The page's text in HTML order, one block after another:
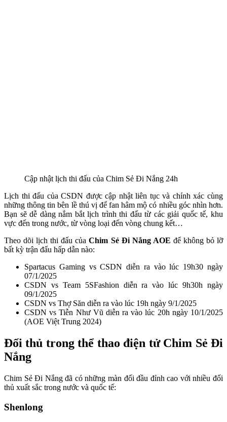
Cập nhật lịch thi đấu của Chim Sẻ Đi Nắng 24h
Lịch thi đấu của CSDN được cập nhật liên tục và chính xác cùng
những thông tin bên lề thú vị để fan hâm mộ có nhiều góc nhìn hơn.
Bạn sẽ dễ dàng nắm bắt lịch trình thi đấu từ các giải quốc tế, khu
vực đến trong nước, từ vòng loại đến vòng chung kết…
Theo dõi lịch thi đấu củaChim Sẻ Đi Nắng AOE để không bỏ lỡ
bất kỳ trận đấu hấp dẫn nào:
Spartacus Gaming vs CSDN diễn ra vào lúc 19h30 ngày
07/1/2025
CSDN vs Team 5SFashion diễn ra vào lúc 9h30h ngày
09/1/2025
CSDN vs Thợ Săn diễn ra vào lúc 19h ngày 9/1/2025
CSDN vs Tiễn Như Vũ diễn ra vào lúc 20h ngày 10/1/2025
(AOE Việt Trung 2024)
Đối thủ trong thể thao điện tử Chim Sẻ Đi
Nắng
Chim Sẻ Đi Nắng đã có những màn đối đầu đỉnh cao với nhiều đối
thủ xuất sắc trong nước và quốc tế:
Shenlong